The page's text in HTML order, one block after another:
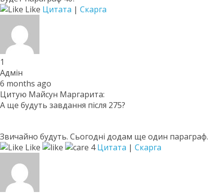
Like Цитата | Скарга
1
Адмін
6 months ago
Цитую Майсун Маргарита:
А ще будуть завдання після 275?
Звичайно будуть. Сьогодні додам ще один параграф.
Like
4 Цитата | Скарга